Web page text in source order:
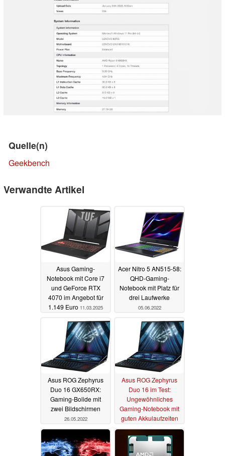
Quelle(n)
Geekbench
Verwandte Artikel
Asus Gaming-
Notebook mit Core i7
und GeForce RTX
4070 im Angebot für
1.149 Euro 11.03.2025
Acer Nitro 5 AN515-58:
QHD-Gaming-
Notebook mit Platz für
drei Laufwerke
05.06.2022
Asus ROG Zephyrus
Duo 16 GX650RX:
Gaming-Bolide mit
zwei Bildschirmen
26.05.2022
Asus ROG Zephyrus
Duo 16 im Test:
Ungewöhnliches
Gaming-Notebook mit
guten Akkulaufzeiten
23.05.2022